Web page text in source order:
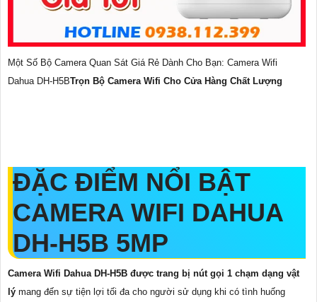
Một Số Bộ Camera Quan Sát Giá Rẻ Dành Cho Bạn: Camera Wifi
Dahua DH-H5BTrọn Bộ Camera Wifi Cho Cửa Hàng Chất Lượng
ĐẶC ĐIỂM NỔI BẬT
CAMERA WIFI DAHUA
DH-H5B 5MP
Camera Wifi Dahua DH-H5B được trang bị nút gọi 1 chạm dạng vật
lý mang đến sự tiện lợi tối đa cho người sử dụng khi có tình huống